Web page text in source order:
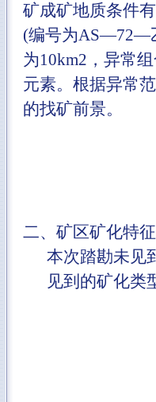
矿成矿地质条件
(编号为AS—72—
为10km2，异常
元素。根据异常
的找矿前景。
二、矿区矿化特征
本次踏勘未见
见到的矿化类